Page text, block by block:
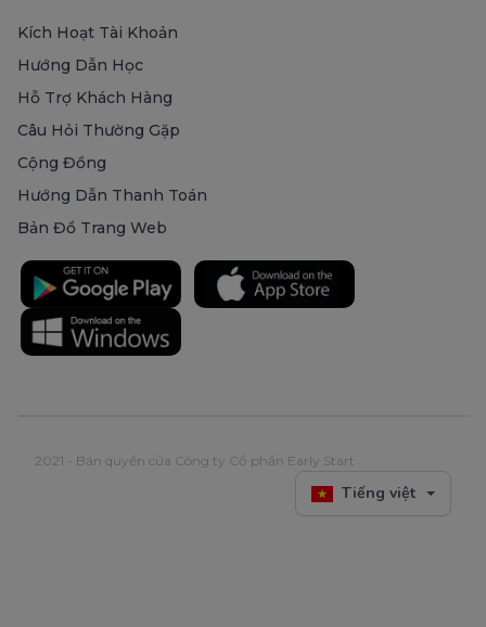
Kích Hoạt Tài Khoản
Hướng Dẫn Học
Hỗ Trợ Khách Hàng
Câu Hỏi Thường Gặp
Cộng Đồng
Hướng Dẫn Thanh Toán
Bản Đồ Trang Web
2021 - Bản quyền của Công ty Cổ phần Early Start
Tiếng việt